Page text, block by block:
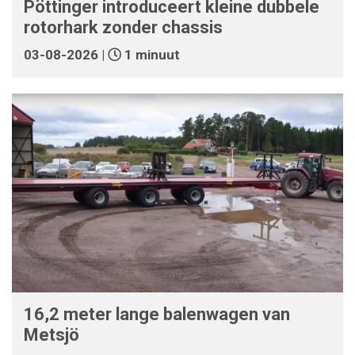
Pöttinger introduceert kleine dubbele
rotorhark zonder chassis
03-08-2026 | 1 minuut
16,2 meter lange balenwagen van
Metsjö